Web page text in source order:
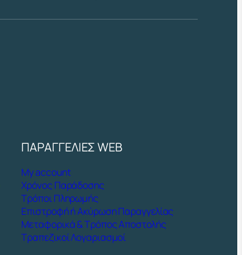
ΠΑΡΑΓΓΕΛΙΕΣ WEB
My account
Χρόνος Παράδοσης
Τρόποι Πληρωμής
Επιστροφή ή Ακύρωση Παραγγελίας
Μεταφορικά & Τρόπος Αποστολής
Τραπεζικοί Λογαριασμοί